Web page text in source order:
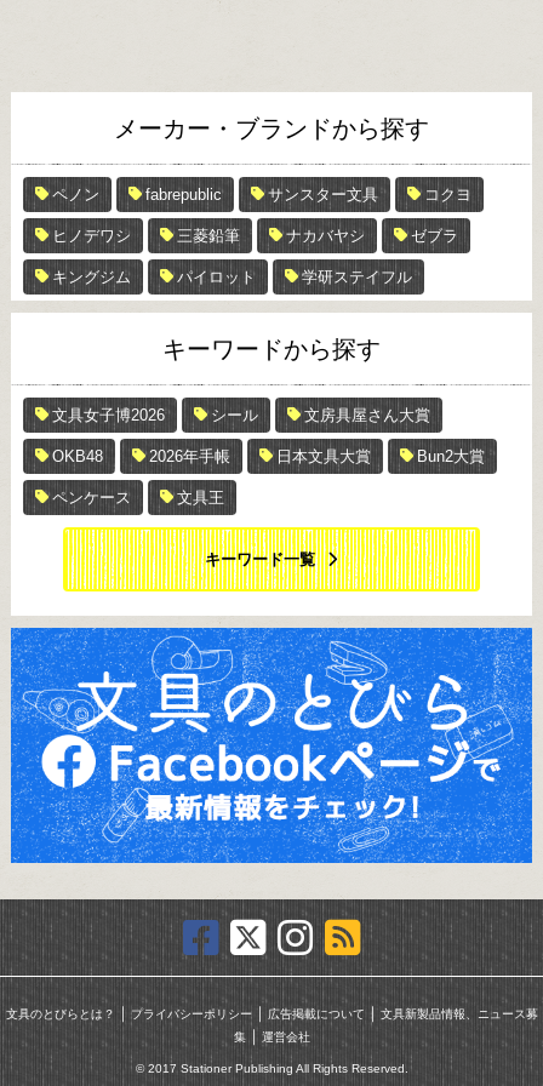
メーカー・ブランドから探す
ペノン fabrepublic サンスター文具 コクヨ
ヒノデワシ 三菱鉛筆 ナカバヤシ ゼブラ
キングジム パイロット 学研ステイフル
キーワードから探す
文具女子博2026 シール 文房具屋さん大賞
OKB48 2026年手帳 日本文具大賞 Bun2大賞
ペンケース 文具王
キーワード一覧
文具のとびらとは？ ｜ プライバシーポリシー｜ 広告掲載について ｜ 文具新製品情報、ニュース募
集｜ 運営会社
© 2017 Stationer Publishing All Rights Reserved.